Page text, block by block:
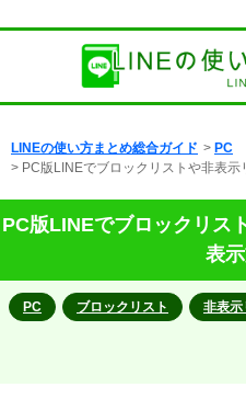
LINEの使い方まとめ総合ガイド > PC
> PC版LINEでブロックリストや非表
PC版LINEでブロックリス
表
PC ブロックリスト 非表示